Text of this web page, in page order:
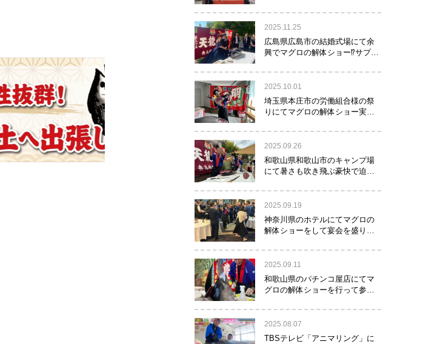
体ショーを行いお祝いしてまい
りました
2025.11.25
広島県広島市の結婚式場にて余
興でマグロの解体ショー⁉サプラ
場！！！
2025.10.01
埼玉県本庄市の労働組合様の祭
りにてマグロの解体ショー実施
2025.09.26
和歌山県和歌山市のキャンプ場
にて暑さも吹き飛ぶ豪快で迫力
しました。
2025.09.19
神奈川県のホテルにてマグロの
解体ショーをして宴会を盛り上
た。
2025.09.11
和歌山県のパチンコ屋店にてマ
グロの解体ショーを行って参り
2025.08.07
TBSテレビ「アニマリング」に